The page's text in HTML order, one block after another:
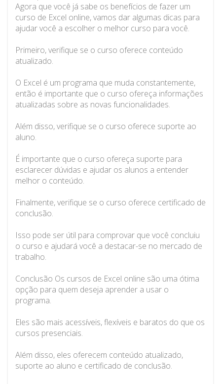
Agora que você já sabe os benefícios de fazer um
curso de Excel online, vamos dar algumas dicas para
ajudar você a escolher o melhor curso para você.
Primeiro, verifique se o curso oferece conteúdo
atualizado.
O Excel é um programa que muda constantemente,
então é importante que o curso ofereça informações
atualizadas sobre as novas funcionalidades.
Além disso, verifique se o curso oferece suporte ao
aluno.
É importante que o curso ofereça suporte para
esclarecer dúvidas e ajudar os alunos a entender
melhor o conteúdo.
Finalmente, verifique se o curso oferece certificado de
conclusão.
Isso pode ser útil para comprovar que você concluiu
o curso e ajudará você a destacar-se no mercado de
trabalho.
Conclusão Os cursos de Excel online são uma ótima
opção para quem deseja aprender a usar o
programa.
Eles são mais acessíveis, flexíveis e baratos do que os
cursos presenciais.
Além disso, eles oferecem conteúdo atualizado,
suporte ao aluno e certificado de conclusão.